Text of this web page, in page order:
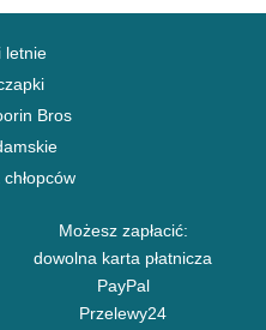
letnie
Bros
Możesz zapłacić:
dowolna karta płatnicza
PayPal
Przelewy24